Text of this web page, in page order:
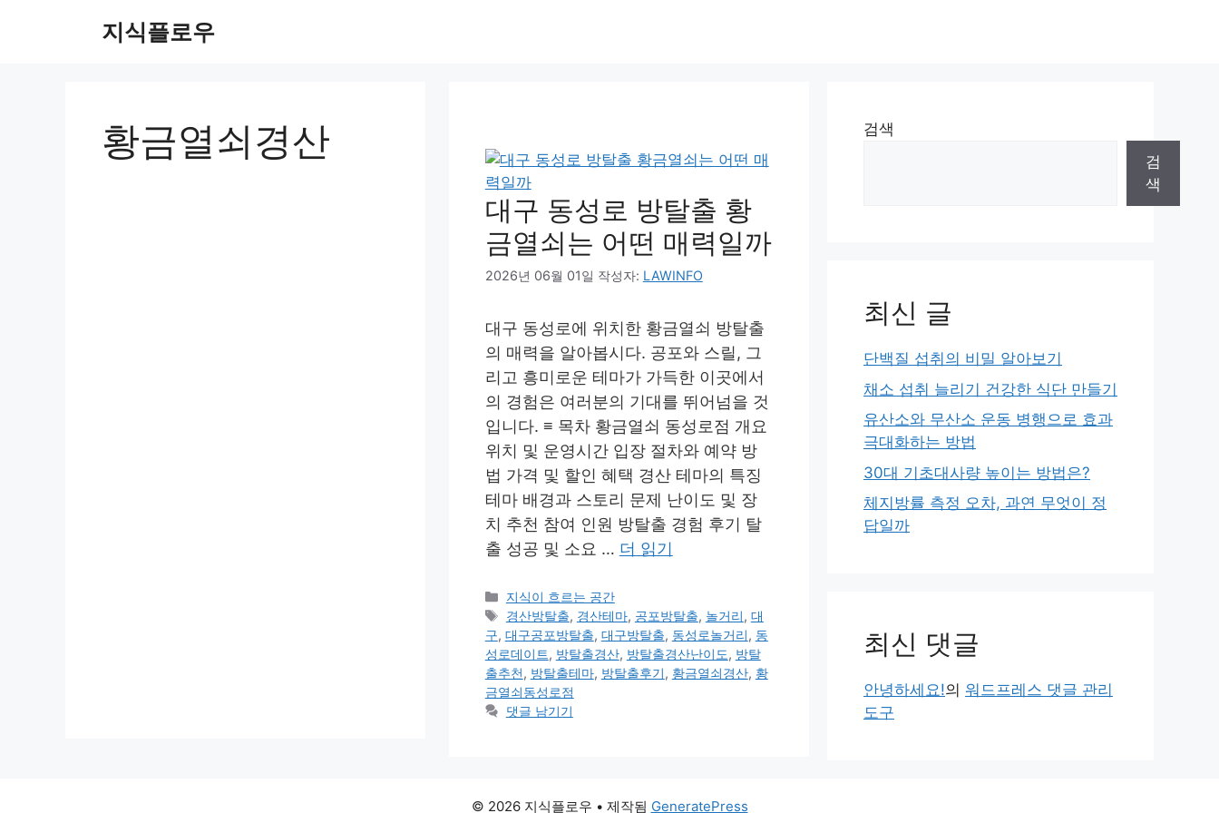
지식플로우
황금열쇠경산
대구 동성로 방탈출 황
금열쇠는 어떤 매력일까
2026년 06월 01일 작성자: LAWINFO
대구 동성로에 위치한 황금열쇠 방탈출
의 매력을 알아봅시다. 공포와 스릴, 그
리고 흥미로운 테마가 가득한 이곳에서
의 경험은 여러분의 기대를 뛰어넘을 것
입니다. ≡ 목차 황금열쇠 동성로점 개요
위치 및 운영시간 입장 절차와 예약 방
법 가격 및 할인 혜택 경산 테마의 특징
테마 배경과 스토리 문제 난이도 및 장
치 추천 참여 인원 방탈출 경험 후기 탈
출 성공 및 소요 … 더 읽기
카
테
고
리
지식이 흐르는 공간
태
그
경산방탈출, 경산테마, 공포방탈출, 놀거리, 대
구, 대구공포방탈출, 대구방탈출, 동성로놀거리, 동
성로데이트, 방탈출경산, 방탈출경산난이도, 방탈
출추천, 방탈출테마, 방탈출후기, 황금열쇠경산, 황
금열쇠동성로점
댓글 남기기
검색
검
색
최신 글
단백질 섭취의 비밀 알아보기
채소 섭취 늘리기 건강한 식단 만들기
유산소와 무산소 운동 병행으로 효과
극대화하는 방법
30대 기초대사량 높이는 방법은?
체지방률 측정 오차, 과연 무엇이 정
답일까
최신 댓글
안녕하세요!의 워드프레스 댓글 관리
도구
© 2026 지식플로우 • 제작됨 GeneratePress